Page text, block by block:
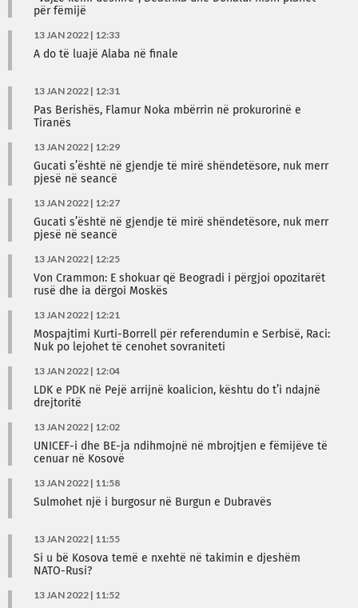
për fëmijë
13 JAN 2022 | 12:33
A do të luajë Alaba në finale
13 JAN 2022 | 12:31
Pas Berishës, Flamur Noka mbërrin në prokurorinë e
Tiranës
13 JAN 2022 | 12:29
Gucati s’është në gjendje të mirë shëndetësore, nuk merr
pjesë në seancë
13 JAN 2022 | 12:27
Gucati s’është në gjendje të mirë shëndetësore, nuk merr
pjesë në seancë
13 JAN 2022 | 12:25
Von Crammon: E shokuar që Beogradi i përgjoi opozitarët
rusë dhe ia dërgoi Moskës
13 JAN 2022 | 12:21
Mospajtimi Kurti-Borrell për referendumin e Serbisë, Raci:
Nuk po lejohet të cenohet sovraniteti
13 JAN 2022 | 12:04
LDK e PDK në Pejë arrijnë koalicion, kështu do t’i ndajnë
drejtoritë
13 JAN 2022 | 12:02
UNICEF-i dhe BE-ja ndihmojnë në mbrojtjen e fëmijëve të
cenuar në Kosovë
13 JAN 2022 | 11:58
Sulmohet një i burgosur në Burgun e Dubravës
13 JAN 2022 | 11:55
Si u bë Kosova temë e nxehtë në takimin e djeshëm
NATO-Rusi?
13 JAN 2022 | 11:52